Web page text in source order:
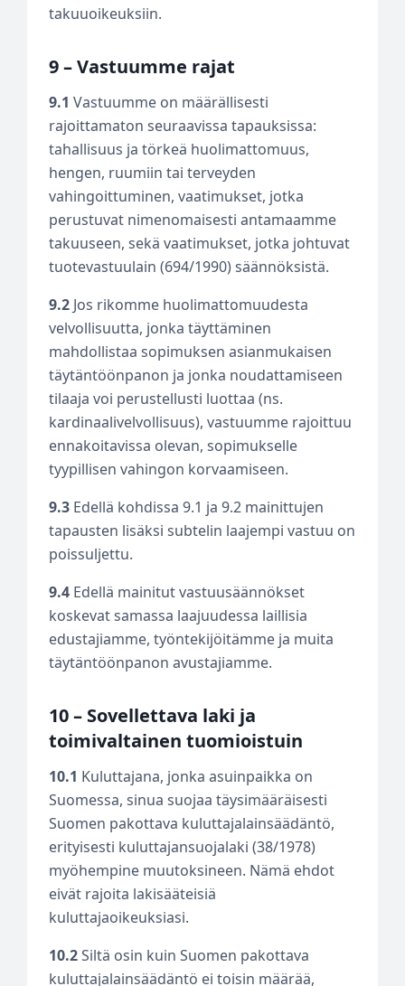
takuuoikeuksiin.
9 – Vastuumme rajat
9.1 Vastuumme on määrällisesti
rajoittamaton seuraavissa tapauksissa:
tahallisuus ja törkeä huolimattomuus,
hengen, ruumiin tai terveyden
vahingoittuminen, vaatimukset, jotka
perustuvat nimenomaisesti antamaamme
takuuseen, sekä vaatimukset, jotka johtuvat
tuotevastuulain (694/1990) säännöksistä.
9.2 Jos rikomme huolimattomuudesta
velvollisuutta, jonka täyttäminen
mahdollistaa sopimuksen asianmukaisen
täytäntöönpanon ja jonka noudattamiseen
tilaaja voi perustellusti luottaa (ns.
kardinaalivelvollisuus), vastuumme rajoittuu
ennakoitavissa olevan, sopimukselle
tyypillisen vahingon korvaamiseen.
9.3 Edellä kohdissa 9.1 ja 9.2 mainittujen
tapausten lisäksi subtelin laajempi vastuu on
poissuljettu.
9.4 Edellä mainitut vastuusäännökset
koskevat samassa laajuudessa laillisia
edustajiamme, työntekijöitämme ja muita
täytäntöönpanon avustajiamme.
10 – Sovellettava laki ja
toimivaltainen tuomioistuin
10.1 Kuluttajana, jonka asuinpaikka on
Suomessa, sinua suojaa täysimääräisesti
Suomen pakottava kuluttajalainsäädäntö,
erityisesti kuluttajansuojalaki (38/1978)
myöhempine muutoksineen. Nämä ehdot
eivät rajoita lakisääteisiä
kuluttajaoikeuksiasi.
10.2Siltä osin kuin Suomen pakottava
kuluttajalainsäädäntö ei toisin määrää,